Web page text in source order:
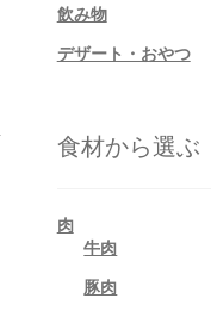
飲み物
デザート・おやつ
食材から選ぶ
肉
牛肉
豚肉